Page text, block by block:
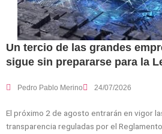
Un tercio de las grandes
sigue sin prepararse para la
Pedro Pablo Merino 24/07/2026
El próximo 2 de agosto entrarán en vigor
transparencia reguladas por el